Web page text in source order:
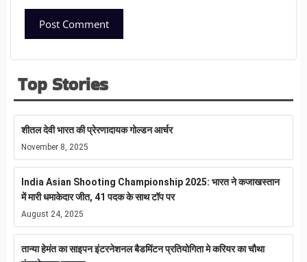
Top Stories
शीतल देवी भारत की प्रेरणादायक गोल्डन आर्चर
November 8, 2025
India Asian Shooting Championship 2025: भारत ने कजाखस्तान
में मारी धमाकेदार जीत, 41 पदक के साथ टॉप पर
August 24, 2025
तान्या हेमंत का साइपन इंटरनेशनल बैडमिंटन प्रतियोगिता मे करियर का चौथा